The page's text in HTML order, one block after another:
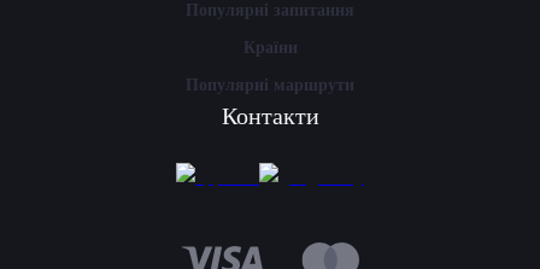
Популярні запитання
Країни
Популярні маршрути
Контакти